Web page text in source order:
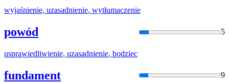
wyjaśnienie, uzasadnienie, wytłumaczenie
powód 5
usprawiedliwienie, uzasadnienie, bodziec
fundament 9